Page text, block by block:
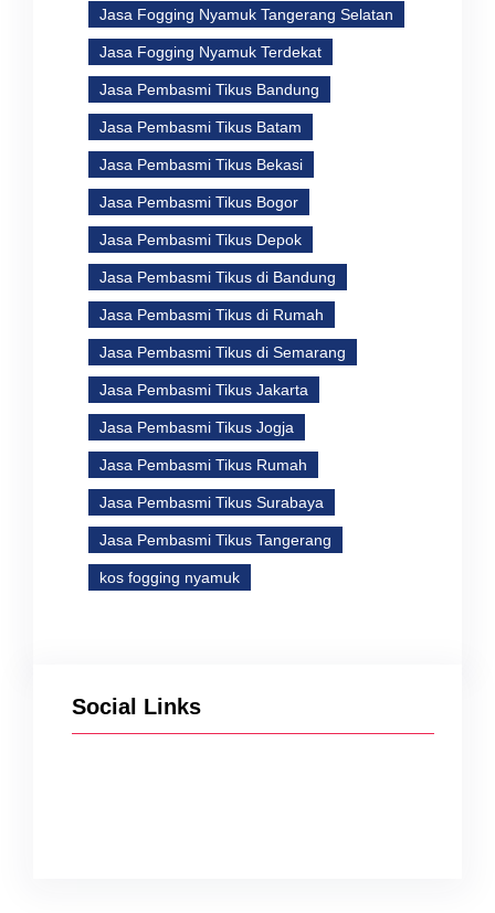
Jasa Fogging Nyamuk Tangerang Selatan
Jasa Fogging Nyamuk Terdekat
Jasa Pembasmi Tikus Bandung
Jasa Pembasmi Tikus Batam
Jasa Pembasmi Tikus Bekasi
Jasa Pembasmi Tikus Bogor
Jasa Pembasmi Tikus Depok
Jasa Pembasmi Tikus di Bandung
Jasa Pembasmi Tikus di Rumah
Jasa Pembasmi Tikus di Semarang
Jasa Pembasmi Tikus Jakarta
Jasa Pembasmi Tikus Jogja
Jasa Pembasmi Tikus Rumah
Jasa Pembasmi Tikus Surabaya
Jasa Pembasmi Tikus Tangerang
kos fogging nyamuk
Social Links